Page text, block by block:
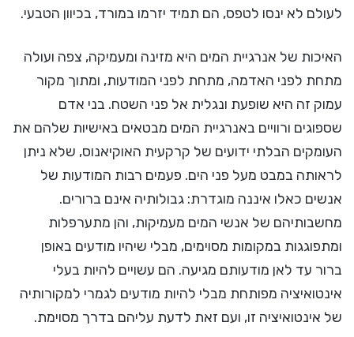
לעולם לא ינסו לטפס, הם תמיד יזרמו במורד, בכיוון הטבעי.
האיכות של אנרגיית המים היא מזינה ומעמיקה, צפה ועולה
מתחת לפני האדמה, מתחת לפני המודעות, ומתוך מקור
עמוק זה היא שופעת ונגלית אל פני השטח. בני אדם
שספוגים ורוויים באנרגיית המים מבטאים באישיות שלהם את
העומקים הבלתי ידועים של קרקעית האוקיאנוס, שלא ניתן
לראותה במבט מעל פני הים. פעמים רבות המודעות של
אנשים כאלו איננה מוגדרת: גבולותיה אינם ברורים.
מחשבותיהם של אנשי המים מעמיקות, והן מתערפלות
ומתפוגגות במקומות מסוימים, מבלי שיהיו מודעים באופן
ברור עד לאן מודעותם מגיעה. הם עשויים להיות בעלי
אינטואיציה מפותחת מבלי להיות מודעים לגמרי למקורותיה
של אינטואיציה זו, ועם זאת לדעת עליהם בדרך מסוימת.